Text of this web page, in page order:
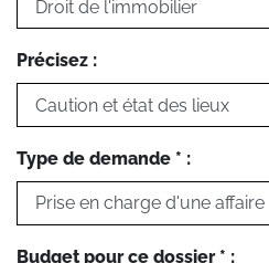
Précisez :
Type de demande * :
Budget pour ce dossier * :